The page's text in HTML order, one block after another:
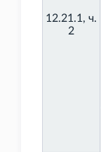
12.21.1, ч.
2